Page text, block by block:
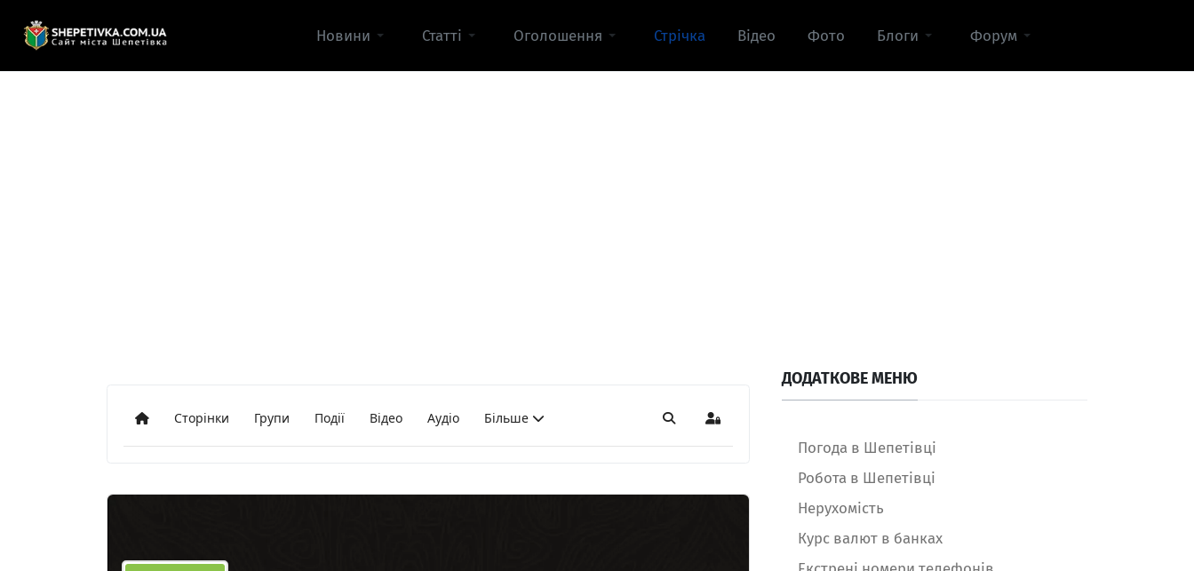
Новини Статті Оголошення Стрічка Відео Фото Блоги Форум
ДодомуСторінки Групи Події Відео Аудіо Більше Пошук Sign In
ДОДАТКОВЕ МЕНЮ
Погода в Шепетівці
Робота в Шепетівці
Нерухомість
Курс валют в банках